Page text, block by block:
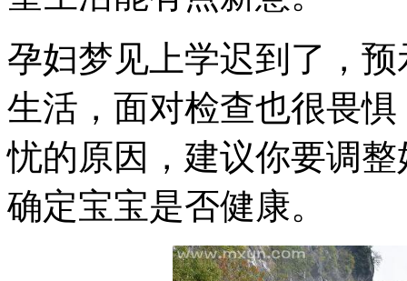
孕妇梦见上学迟到了，
生活，面对检查也很畏
忧的原因，建议你要调
确定宝宝是否健康。